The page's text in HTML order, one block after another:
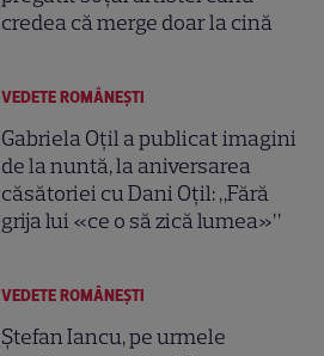
credea că merge doar la cină
VEDETE ROMÂNEŞTI
Gabriela Oțil a publicat imagini
de la nuntă, la aniversarea
căsătoriei cu Dani Oțil: „Fără
grija lui «ce o să zică lumea»”
VEDETE ROMÂNEŞTI
Ștefan Iancu, pe urmele